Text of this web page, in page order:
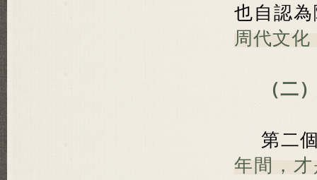
也自認
周代文
（二
第二
年間，